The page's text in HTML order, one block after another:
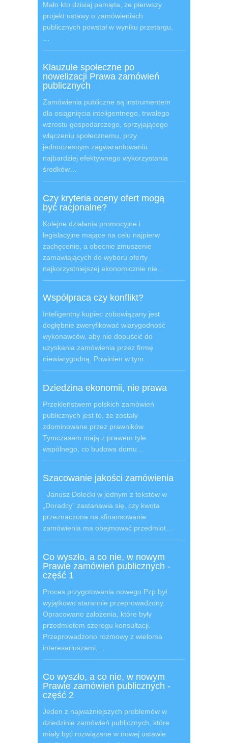
Mało kto dzisiaj pamięta, że pierwszy
projekt ustawy o zamówieniach
publicznych powstał w wyniku przetargu,
Klauzule społeczne po
nowelizacji Prawa zamówień
publicznych
Zamówienia publiczne są instrumentem
dla osiągnięcia inteligentnego, trwałego
wzrostu gospodarczego, sprzyjającego
włączeniu społecznemu, przy
jednoczesnym zagwarantowaniu
najbardziej efektywnego wykorzystania
środków…
Czy kryteria oceny ofert mogą
być racjonalne?
Kolejne działania promocyjne i
legislacyjne mające na celu najpierw
zachęcenie, a obecnie zmuszenie
zamawiających do wyboru oferty
najkorzystniejszej ekonomicznie nie…
Współpraca czy konflikt?
Inteligentny kupiec zobowiązany jest
dogłębnie zweryfikować wiarygodność
wykonawców, aby nie dopuścić do
uzyskania zamówienia przez firmę
niewiarygodną. Powinien w tym…
Dziedzina ekonomii, nie prawa
Przekleństwem polskich zamówień
publicznych jest to, że zostały
zdominowane przez prawników.
Tymczasem mają z prawem tyle
wspólnego, co budowa domu…
Szacowanie jakości zamówienia
Janusz Dolecki w jednym z tekstów w
„Doradcy” zastanawia się, czy kwota
przeznaczona na sfinansowanie
zamówienia ma obejmować przedmiot…
Co wyszło, a co nie, w nowym
Prawie zamówień publicznych -
część 1
Proces przygotowania nowego Pzp był
wyjątkowo starannie przeprowadzony.
Opracowano założenia, które były
przedmiotem szeregu konsultacji.
Przeprowadzono rozmowy z wieloma
interesariuszami,…
Co wyszło, a co nie, w nowym
Prawie zamówień publicznych -
część 2
Jeden z najważniejszych problemów w
dziedzinie zamówień publicznych, które
miały być rozwiązane w nowej ustawie